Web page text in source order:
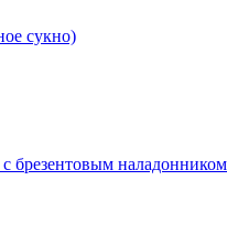
сукно)
брезентовым